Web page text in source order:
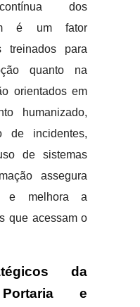
dos
é um fator
treinados para
quanto na
orientados em
humanizado,
de incidentes,
de sistemas
assegura
e melhora a
que acessam o
da
e